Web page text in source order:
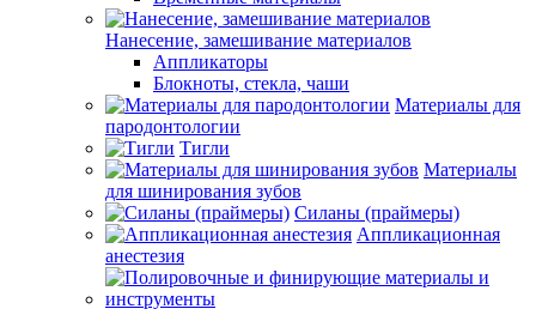
Нанесение, замешивание материалов
Аппликаторы
Блокноты, стекла, чаши
Материалы для
пародонтологии
Тигли
Материалы
для шинирования зубов
Силаны (праймеры)
Аппликационная
анестезия